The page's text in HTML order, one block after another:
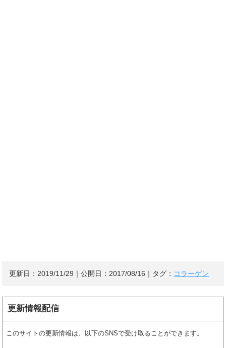
更新日：2019/11/29 ｜公開日：2017/08/16 ｜タグ： コラーゲン
更新情報配信
このサイトの更新情報は、以下のSNSで受け取ることができます。